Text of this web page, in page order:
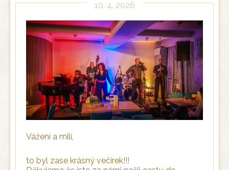
10. 4. 2026
Vážení a milí,
to byl zase krásný večírek!!!